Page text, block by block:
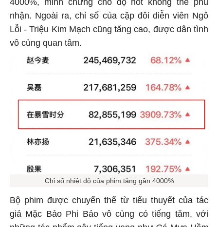
4000%, minh chứng cho độ hot không thể phủ
nhận. Ngoài ra, chỉ số của cặp đôi diễn viên Ngô
Lỗi - Triệu Kim Mạch cũng tăng cao, được dân tình
vô cùng quan tâm.
Chỉ số nhiệt độ của phim tăng gần 4000%
Bộ phim được chuyển thể từ tiểu thuyết của tác
giả Mặc Bảo Phi Bảo vô cùng có tiếng tăm, với